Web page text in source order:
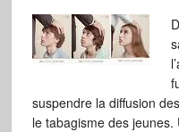
suspendre la diffusion
le tabagisme des